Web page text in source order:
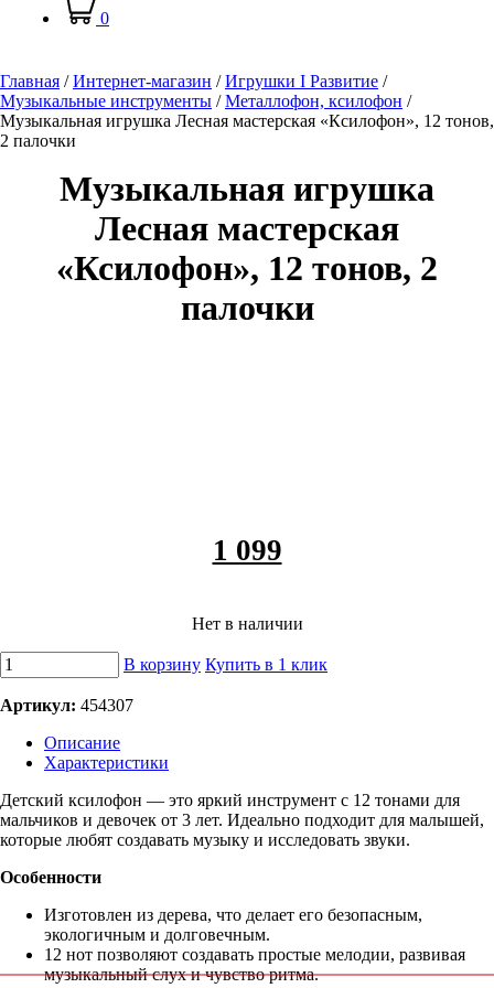
0
Главная /Интернет-магазин /Игрушки I Развитие /
Музыкальные инструменты /Металлофон, ксилофон /
Музыкальная игрушка Лесная мастерская «Ксилофон», 12 тонов,
2 палочки
Музыкальная игрушка
Лесная мастерская
«Ксилофон», 12 тонов, 2
палочки
1 099
Нет в наличии
В корзину Купить в 1 клик
Артикул: 454307
Описание
Характеристики
Детский ксилофон — это яркий инструмент с 12 тонами для
мальчиков и девочек от 3 лет. Идеально подходит для малышей,
которые любят создавать музыку и исследовать звуки.
Особенности
Изготовлен из дерева, что делает его безопасным,
экологичным и долговечным.
12 нот позволяют создавать простые мелодии, развивая
музыкальный слух и чувство ритма.